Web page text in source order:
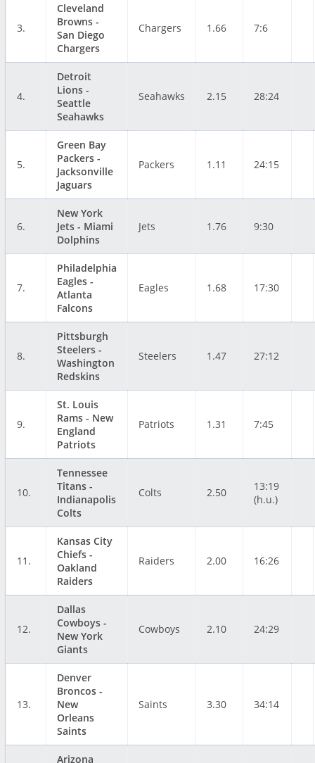
3.
Cleveland
Browns -
San Diego
Chargers
Chargers 1.66 7:6
4.
Detroit
Lions -
Seattle
Seahawks
Seahawks 2.15 28:24
5.
Green Bay
Packers -
Jacksonville
Jaguars
Packers 1.11 24:15
6.
New York
Jets - Miami
Dolphins
Jets 1.76 9:30
7.
Philadelphia
Eagles -
Atlanta
Falcons
Eagles 1.68 17:30
8.
Pittsburgh
Steelers -
Washington
Redskins
Steelers 1.47 27:12
9.
St. Louis
Rams - New
England
Patriots
Patriots 1.31 7:45
10.
Tennessee
Titans -
Indianapolis
Colts
Colts 2.50
13:19
(h.u.)
11.
Kansas City
Chiefs -
Oakland
Raiders
Raiders 2.00 16:26
12.
Dallas
Cowboys -
New York
Giants
Cowboys 2.10 24:29
13.
Denver
Broncos -
New
Orleans
Saints
Saints 3.30 34:14
Arizona